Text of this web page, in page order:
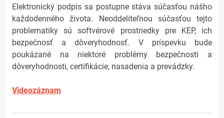
Elektronický podpis sa postupne stáva súčasťou nášho
každodenného života. Neoddeliteľnou súčasťou tejto
problematiky sú softvérové prostriedky pre KEP, ich
bezpečnosť a dôveryhodnosť. V príspevku bude
poukázané na niektoré problémy bezpečnosti a
dôveryhodnosti, certifikácie, nasadenia a prevádzky.
Videozáznam